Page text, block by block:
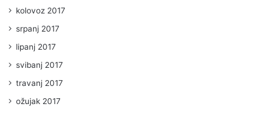
kolovoz 2017
srpanj 2017
lipanj 2017
svibanj 2017
travanj 2017
ožujak 2017